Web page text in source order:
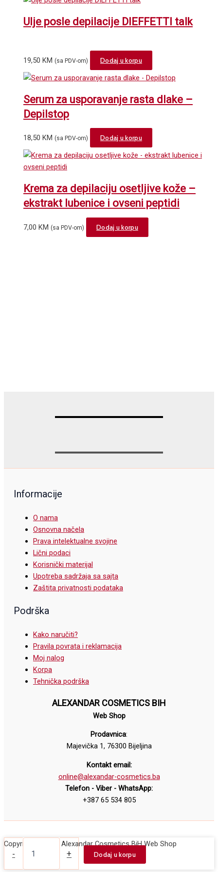
Ulje posle depilacije DIEFFETTI talk
19,50 KM (sa PDV-om) Dodaj u korpu
Serum za usporavanje rasta dlake –
Depilstop
18,50 KM (sa PDV-om) Dodaj u korpu
Krema za depilaciju osetljive kože –
ekstrakt lubenice i ovseni peptidi
7,00 KM (sa PDV-om) Dodaj u korpu
Informacije
O nama
Osnovna načela
Prava intelektualne svojine
Lični podaci
Korisnički materijal
Upotreba sadržaja sa sajta
Zaštita privatnosti podataka
Podrška
Kako naručiti?
Pravila povrata i reklamacija
Moj nalog
Korpa
Tehnička podrška
ALEXANDAR COSMETICS BIH
Web Shop
Prodavnica:
Majevička 1, 76300 Bijeljina
Kontakt email:
online@alexandar-cosmetics.ba
Telefon - Viber - WhatsApp:
+387 65 534 805
Copyright © 2026 Alexandar Cosmetics BiH Web Shop
-
Losion
+ Dodaj u korpu